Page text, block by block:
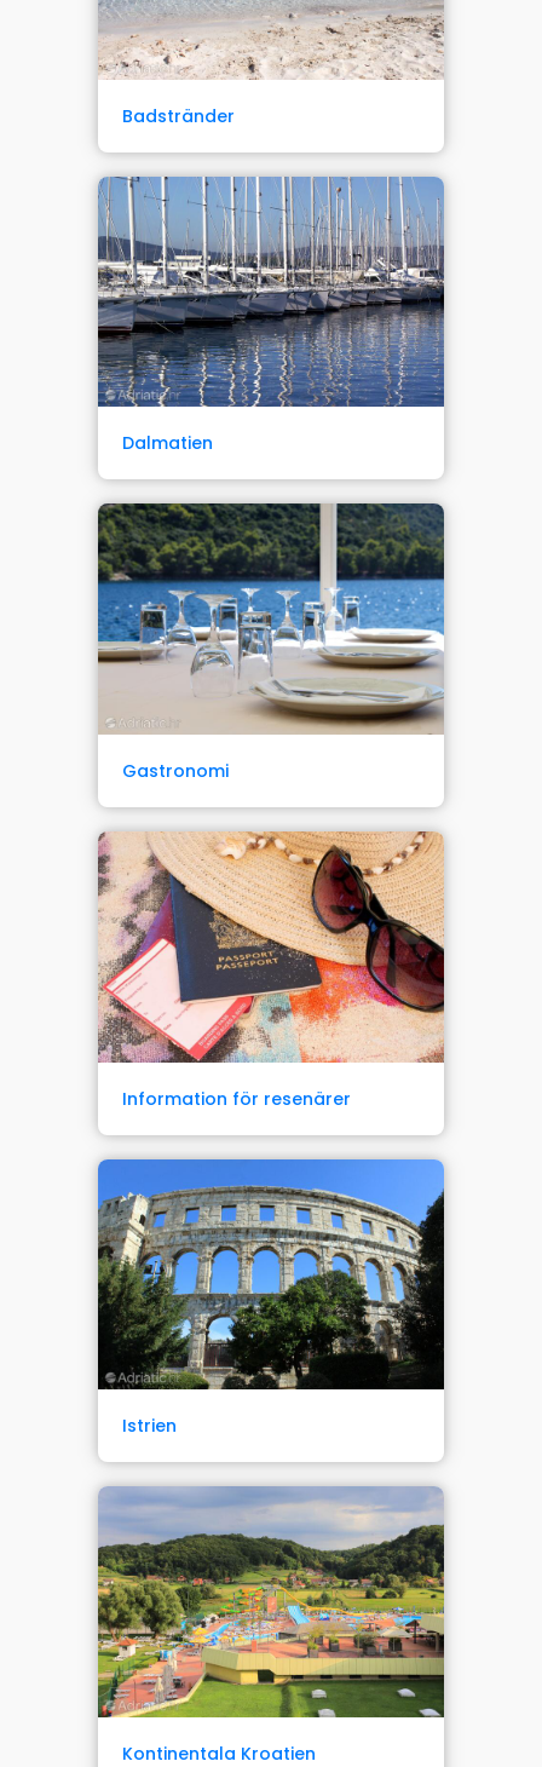
Badstränder
Dalmatien
Gastronomi
Information för resenärer
Istrien
Kontinentala Kroatien